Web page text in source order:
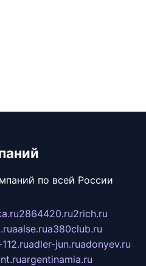
по всей России
2864420.ru2rich.ru
aalse.rua380club.ru
adler-jun.ruadonyev.ru
argentinamia.ru